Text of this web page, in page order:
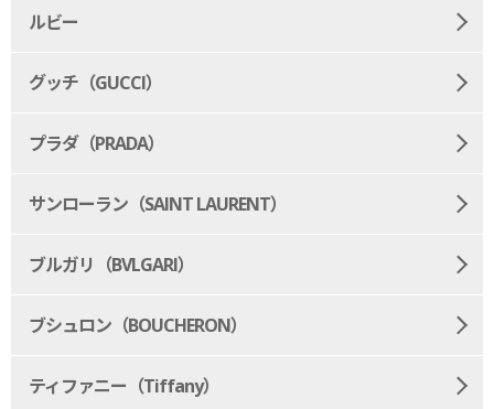
ルビー
グッチ（GUCCI）
プラダ（PRADA）
サンローラン（SAINT LAURENT）
ブルガリ（BVLGARI）
ブシュロン（BOUCHERON）
ティファニー（Tiffany）